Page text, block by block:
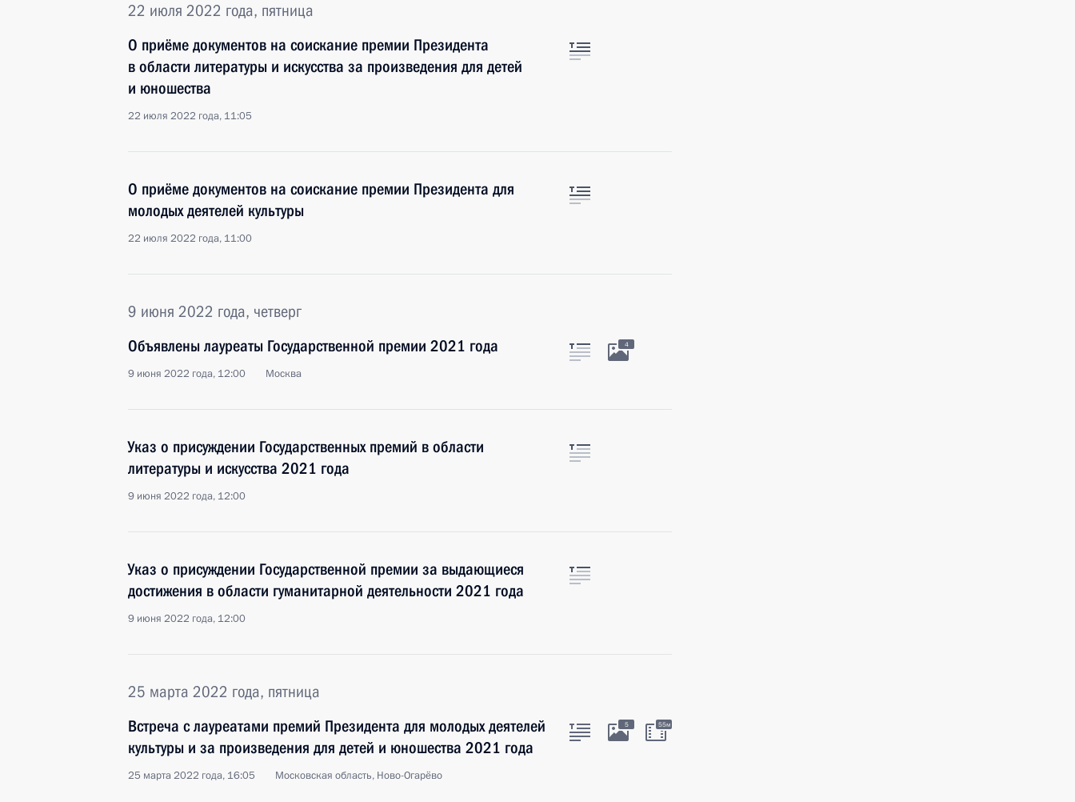
22 июля 2022 года, пятница
О приёме документов на соискание премии Президента
в области литературы и искусства за произведения для детей
и юношества
22 июля 2022 года, 11:05
О приёме документов на соискание премии Президента для
молодых деятелей культуры
22 июля 2022 года, 11:00
9 июня 2022 года, четверг
Объявлены лауреаты Государственной премии 2021 года
9 июня 2022 года, 12:00 Москва
4
Указ о присуждении Государственных премий в области
литературы и искусства 2021 года
9 июня 2022 года, 12:00
Указ о присуждении Государственной премии за выдающиеся
достижения в области гуманитарной деятельности 2021 года
9 июня 2022 года, 12:00
25 марта 2022 года, пятница
Встреча с лауреатами премий Президента для молодых деятелей
культуры и за произведения для детей и юношества 2021 года
25 марта 2022 года, 16:05 Московская область, Ново-Огарёво
5 55м